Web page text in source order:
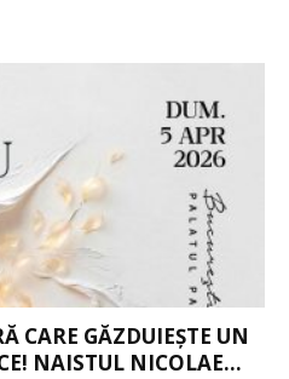
CARE GĂZDUIEȘTE UN
NAISTUL NICOLAE...